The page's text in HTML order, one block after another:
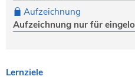
Aufzeichnung
Aufzeichnung nur für
Lernziele